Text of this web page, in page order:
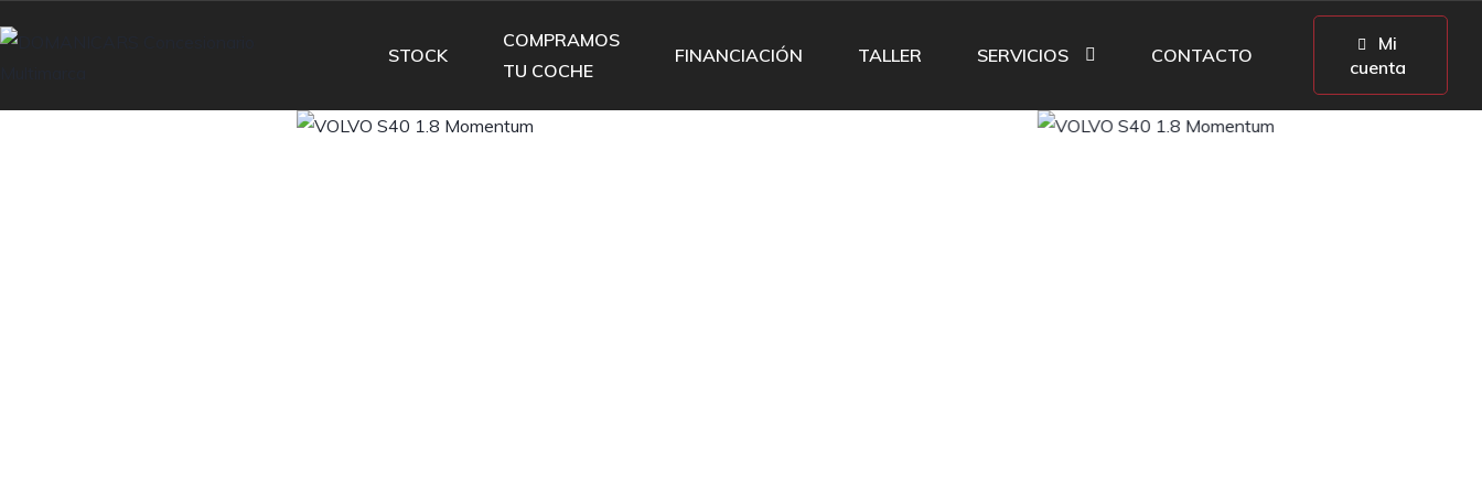
STOCK
COMPRAMOS
TU COCHE
FINANCIACIÓN TALLER SERVICIOS CONTACTO
Mi
cuenta